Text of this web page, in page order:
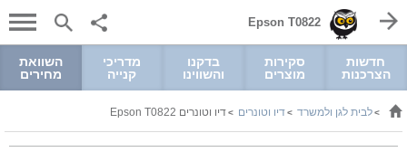
Epson T0822
חדשות
הצרכנות
סקירות
מוצרים
בדקנו
והשווינו
מדריכי
קנייה
השוואת
מחירים
>לבית לגן ולמשרד >דיו וטונרים >דיו וטונרים Epson T0822